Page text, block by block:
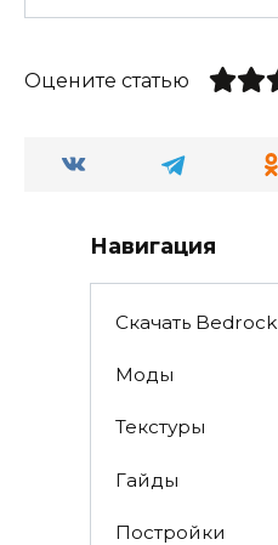
Оцените статью
Навигация
Скачать Bedrock
Моды
Текстуры
Гайды
Постройки